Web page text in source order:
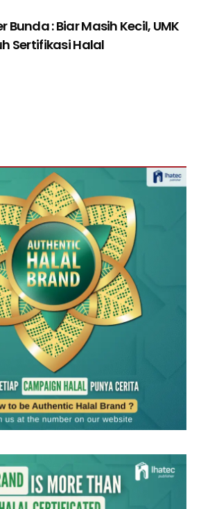
Bunda : Biar Masih Kecil, UMK
Sertifikasi Halal